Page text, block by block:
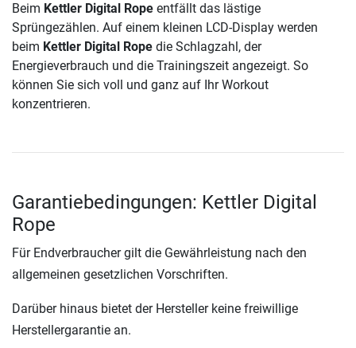
Beim Kettler Digital Rope entfällt das lästige
Sprüngezählen. Auf einem kleinen LCD-Display werden
beim Kettler Digital Rope die Schlagzahl, der
Energieverbrauch und die Trainingszeit angezeigt. So
können Sie sich voll und ganz auf Ihr Workout
konzentrieren.
Garantiebedingungen: Kettler Digital
Rope
Für Endverbraucher gilt die Gewährleistung nach den
allgemeinen gesetzlichen Vorschriften.
Darüber hinaus bietet der Hersteller keine freiwillige
Herstellergarantie an.